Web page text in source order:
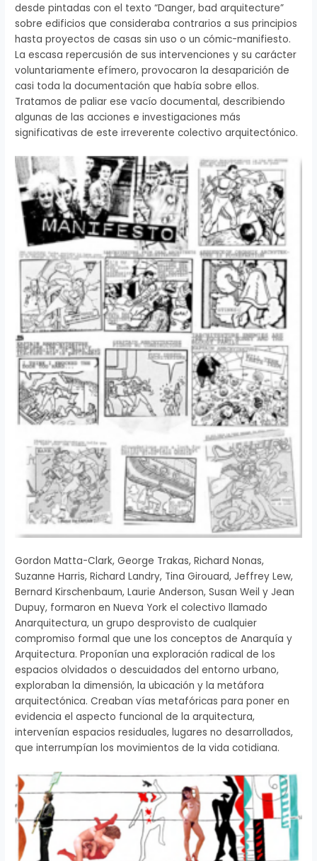
desde pintadas con el texto “Danger, bad arquitecture”
sobre edificios que consideraba contrarios a sus principios
hasta proyectos de casas sin uso o un cómic-manifiesto.
La escasa repercusión de sus intervenciones y su carácter
voluntariamente efímero, provocaron la desaparición de
casi toda la documentación que había sobre ellos.
Tratamos de paliar ese vacío documental, describiendo
algunas de las acciones e investigaciones más
significativas de este irreverente colectivo arquitectónico.
Gordon Matta-Clark, George Trakas, Richard Nonas,
Suzanne Harris, Richard Landry, Tina Girouard, Jeffrey Lew,
Bernard Kirschenbaum, Laurie Anderson, Susan Weil y Jean
Dupuy, formaron en Nueva York el colectivo llamado
Anarquitectura, un grupo desprovisto de cualquier
compromiso formal que une los conceptos de Anarquía y
Arquitectura. Proponían una exploración radical de los
espacios olvidados o descuidados del entorno urbano,
exploraban la dimensión, la ubicación y la metáfora
arquitectónica. Creaban vías metafóricas para poner en
evidencia el aspecto funcional de la arquitectura,
intervenían espacios residuales, lugares no desarrollados,
que interrumpían los movimientos de la vida cotidiana.